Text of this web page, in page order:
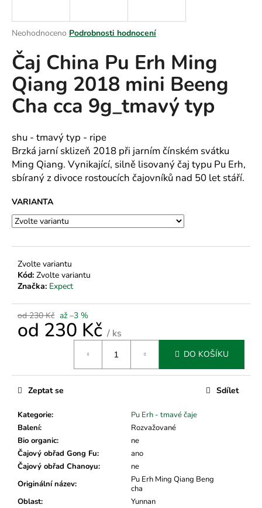
Průměrné
produktu
je
0,0
z
5
hvězdiček.
Neohodnoceno Podrobnosti hodnocení
Čaj China Pu Erh Ming
Qiang 2018 mini Beeng
Cha cca 9g_tmavý typ
shu - tmavý typ - ripe
Brzká jarní sklizeň 2018 při jarním čínském svátku
Ming Qiang. Vynikající, silně lisovaný čaj typu Pu Erh,
sbíraný z divoce rostoucích čajovníků nad 50 let stáří.
VARIANTA
Zvolte variantu
Kód: Zvolte variantu
Značka: Expect
od 230 Kč až –3 %
od 230 Kč / ks
DO KOŠÍKU
Kategorie:
Pu Erh - tmavé čaje
Balení:
Rozvažované
Bio organic:
ne
Čajový obřad Gong Fu:
ano
Čajový obřad Chanoyu:
ne
Originální název:
Pu Erh Ming Qiang Beng
cha
Oblast:
Yunnan
Zeptat se Sdílet
j
t
?
HLEDAT
D
o
p
o
u
u
e
m